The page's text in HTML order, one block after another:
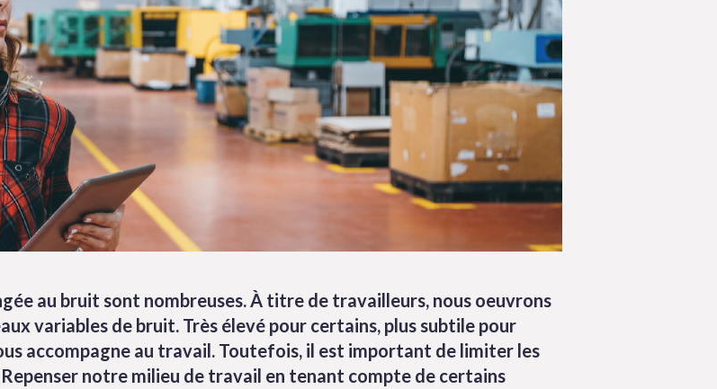
au bruit sont nombreuses. À titre de travailleurs, nous oeuvrons
variables de bruit. Très élevé pour certains, plus subtile pour
accompagne au travail. Toutefois, il est important de limiter les
notre milieu de travail en tenant compte de certains